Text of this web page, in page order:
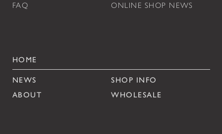
FAQ
ONLINE SHOP NEWS
HOME
NEWS
SHOP INFO
ABOUT
WHOLESALE